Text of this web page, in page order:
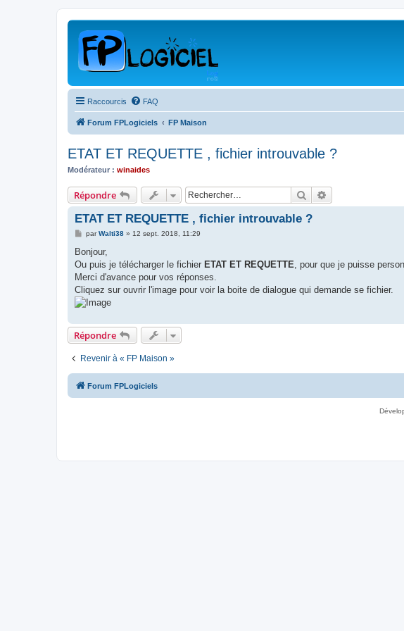
Raccourcis FAQ
Forum FPLogiciels FP Maison
ETAT ET REQUETTE , fichier introuvable ?
Modérateur : winaides
Répondre Rechercher
ETAT ET REQUETTE , fichier introuvable ?
M
s
a
g
parWalti38» 12 sept. 2018, 11:29
Bonjour,
Ou puis je télécharger le fichier ETAT ET REQUETTE , pour que je puisse
Merci d'avance pour vos réponses.
Cliquez sur ouvrir l'image pour voir la boite de dialogue qui demande se fichier.
Répondre
Revenir à « FP Maison »
Forum FPLogiciels